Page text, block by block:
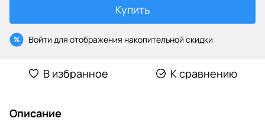
Купить
% Войти для отображения накопительной скидки
В избранное К сравнению
Описание